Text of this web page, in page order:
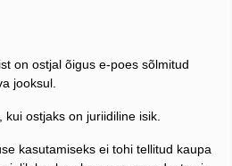
on ostjal õigus e-poes sõlmitud
jooksul.
ostjaks on juriidiline isik.
kasutamiseks ei tohi tellitud kaupa